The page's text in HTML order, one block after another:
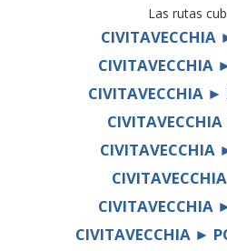
Las rutas
CIVITAVECCHIA
CIVITAVECCHIA ►
CIVITAVECCHIA
CIVITAVECCHIA
CIVITAVECCHIA ►